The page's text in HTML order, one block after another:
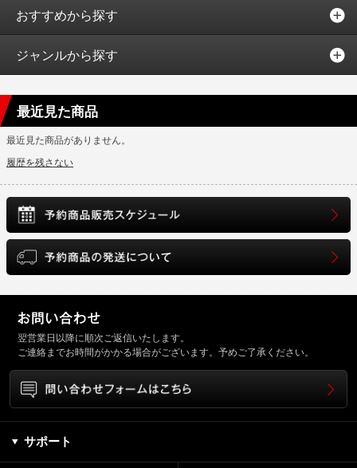
おすすめから探す
ジャンルから探す
最近見た商品
最近見た商品がありません。
履歴を残さない
翌営業日以降に順次ご返信いたします。
ご連絡までお時間がかかる場合がございます。予めご了承ください。
サポート